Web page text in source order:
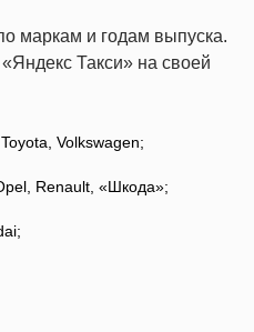
маркам и годам выпуска.
Такси» на своей
Volkswagen;
Renault, «Шкода»;